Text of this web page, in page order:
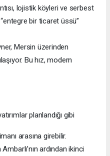
lojistik köyleri ve serbest
bir ticaret üssü”
Mersin üzerinden
Bu hız, modern
planlandığı gibi
arasına girebilir.
ardından ikinci